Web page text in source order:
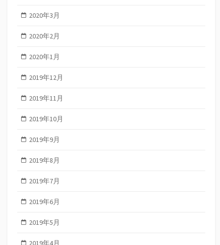
2020年3月
2020年2月
2020年1月
2019年12月
2019年11月
2019年10月
2019年9月
2019年8月
2019年7月
2019年6月
2019年5月